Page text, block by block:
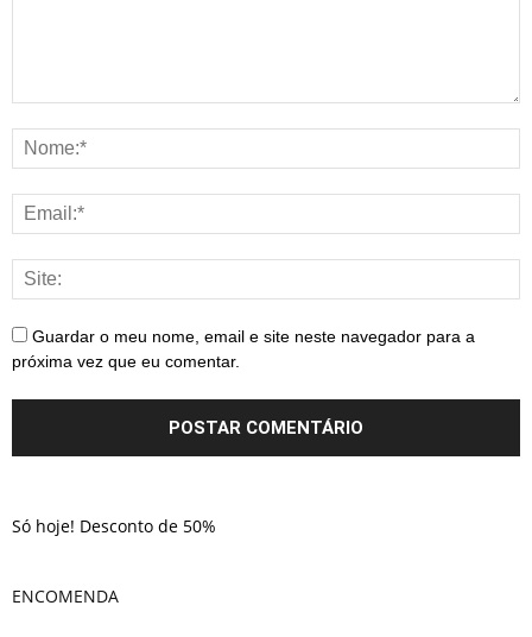
Guardar o meu nome, email e site neste navegador para a
próxima vez que eu comentar.
Só hoje! Desconto de 50%
ENCOMENDA